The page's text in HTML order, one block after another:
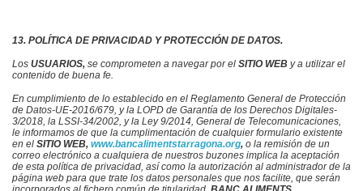
13. POLÍTICA DE PRIVACIDAD Y PROTECCIÓN DE DATOS.
Los USUARIOS, se comprometen a navegar por el SITIO WEB y a utilizar el
contenido de buena fe.
En cumplimiento de lo establecido en el Reglamento General de Protección
de Datos-UE-2016/679, y la LOPD de Garantía de los Derechos Digitales-
3/2018, la LSSI-34/2002, y la Ley 9/2014, General de Telecomunicaciones,
le informamos de que la cumplimentación de cualquier formulario existente
en el SITIO WEB, www.bancalimentstarragona.org, o la remisión de un
correo electrónico a cualquiera de nuestros buzones implica la aceptación
de esta política de privacidad, así como la autorización al administrador de la
página web para que trate los datos personales que nos facilite, que serán